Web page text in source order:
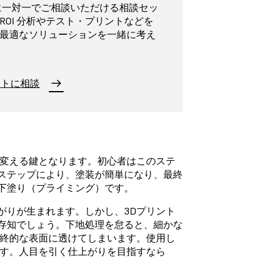
対一でご相談いただける相談セッ
分析やテスト・プリントなどを
適なソリューションを一緒に考え
に相談
える鍵となります。初心者はこのステ
テップにより、塗装が簡単になり、最終
り（プライミング）です。
が生まれます。しかし、3Dプリント
知でしょう。下地処理を怠ると、細かな
的な表面に透けてしまいます。使用し
。人目を引く仕上がりを目指すなら